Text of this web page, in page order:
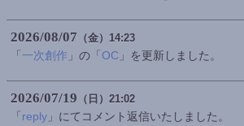
2026 08 07 （金） 14:23
「 一次創作 」の「 OC 」を更新しました。
2026 07 19 （日） 21:02
「 reply 」にてコメント返信いたしました。